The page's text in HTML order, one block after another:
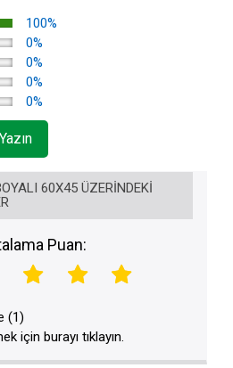
100%
0%
0%
0%
0%
60X45 ÜZERINDEKI
Puan:
(1)
için burayı tıklayın.